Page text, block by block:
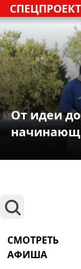
СПЕЦПРОЕКТ
От идеи
Поиск
СМОТРЕТЬ
АФИША